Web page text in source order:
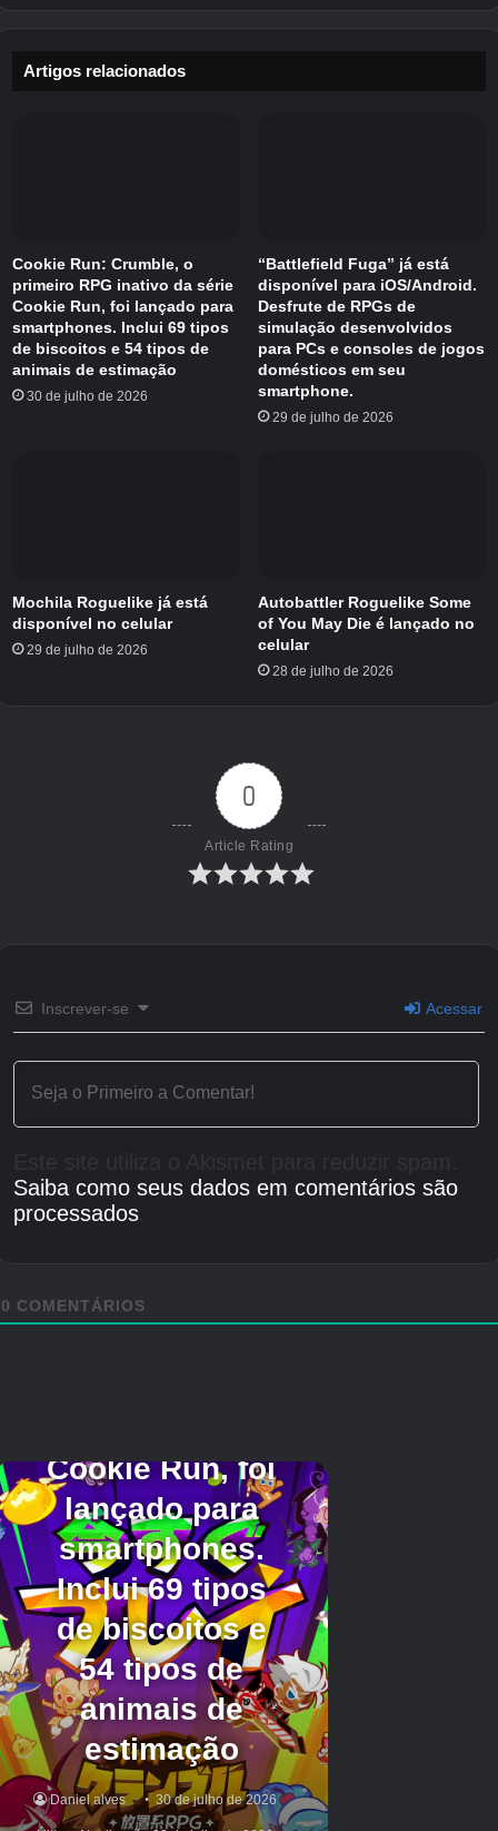
Artigos relacionados
Cookie Run: Crumble, o
primeiro RPG inativo da série
Cookie Run, foi lançado para
smartphones. Inclui 69 tipos
de biscoitos e 54 tipos de
animais de estimação
30 de julho de 2026
“Battlefield Fuga” já está
disponível para iOS/Android.
Desfrute de RPGs de
simulação desenvolvidos
para PCs e consoles de jogos
domésticos em seu
smartphone.
29 de julho de 2026
Mochila Roguelike já está
disponível no celular
29 de julho de 2026
Autobattler Roguelike Some
of You May Die é lançado no
celular
28 de julho de 2026
0
Article Rating
Inscrever-se Acessar
Saiba como seus dados em comentários são
processados.
0 COMENTÁRIOS